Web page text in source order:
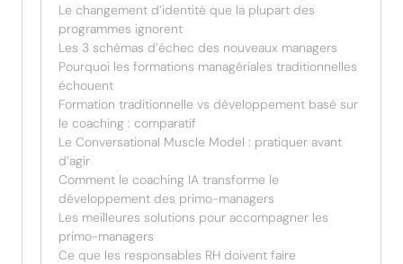
Le changement d’identité que la plupart des
programmes ignorent
Les 3 schémas d’échec des nouveaux managers
Pourquoi les formations managériales traditionnelles
échouent
Formation traditionnelle vs développement basé sur
le coaching : comparatif
Le Conversational Muscle Model : pratiquer avant
d’agir
Comment le coaching IA transforme le
développement des primo-managers
Les meilleures solutions pour accompagner les
primo-managers
Ce que les responsables RH doivent faire